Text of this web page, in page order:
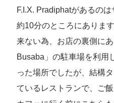
F.I.X. Pradiphatがあるの
約10分のところにありま
来ない為、お店の裏側に
Busaba」の駐車場を利用
った場所でしたが、結構
ているレストランで、ご